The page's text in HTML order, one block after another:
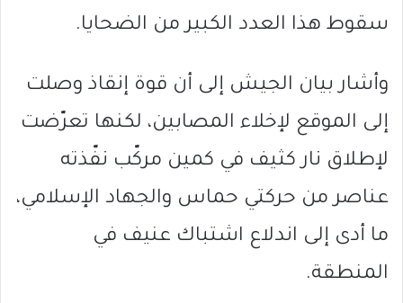
سقوط هذا العدد الكبير من الضحايا.
وأشار بيان الجيش إلى أن قوة إنقاذ وصلت
إلى الموقع لإخلاء المصابين، لكنها تعرّضت
لإطلاق نار كثيف في كمين مركّب نفّذته
عناصر من حركتي حماس والجهاد الإسلامي،
ما أدى إلى اندلاع اشتباك عنيف في
المنطقة.